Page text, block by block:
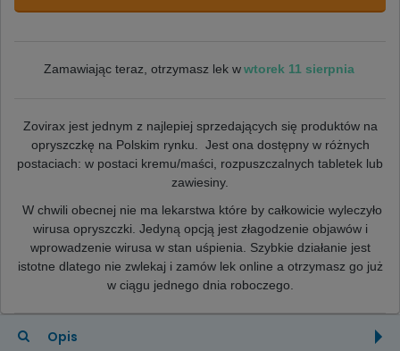
Zamawiając teraz, otrzymasz lek w wtorek 11 sierpnia
Zovirax jest jednym z najlepiej sprzedających się produktów na
opryszczkę na Polskim rynku. Jest ona dostępny w różnych
postaciach: w postaci kremu/maści, rozpuszczalnych tabletek lub
zawiesiny.
W chwili obecnej nie ma lekarstwa które by całkowicie wyleczyło
wirusa opryszczki. Jedyną opcją jest złagodzenie objawów i
wprowadzenie wirusa w stan uśpienia. Szybkie działanie jest
istotne dlatego nie zwlekaj i zamów lek online a otrzymasz go już
w ciągu jednego dnia roboczego.
Opis